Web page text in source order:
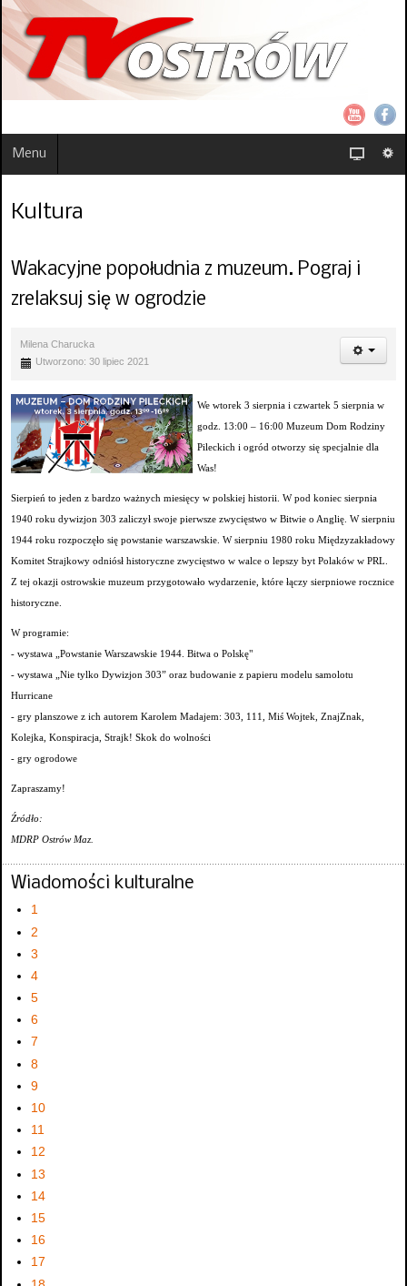
Menu
Kultura
Wakacyjne popołudnia z muzeum. Pograj i
zrelaksuj się w ogrodzie
Milena Charucka
Utworzono: 30 lipiec 2021
We wtorek 3 sierpnia i czwartek 5 sierpnia w
godz. 13:00 – 16:00 Muzeum Dom Rodziny
Pileckich i ogród otworzy się specjalnie dla
Was!
Sierpień to jeden z bardzo ważnych miesięcy w polskiej historii. W pod koniec sierpnia
1940 roku dywizjon 303 zaliczył swoje pierwsze zwycięstwo w Bitwie o Anglię. W sierpniu
1944 roku rozpoczęło się powstanie warszawskie. W sierpniu 1980 roku Międzyzakładowy
Komitet Strajkowy odniósł historyczne zwycięstwo w walce o lepszy byt Polaków w PRL.
Z tej okazji ostrowskie muzeum przygotowało wydarzenie, które łączy sierpniowe rocznice
historyczne.
W programie:
- wystawa „Powstanie Warszawskie 1944. Bitwa o Polskę"
- wystawa „Nie tylko Dywizjon 303” oraz budowanie z papieru modelu samolotu
Hurricane
- gry planszowe z ich autorem Karolem Madajem: 303, 111, Miś Wojtek, ZnajZnak,
Kolejka, Konspiracja, Strajk! Skok do wolności
- gry ogrodowe
Zapraszamy!
Źródło:
MDRP Ostrów Maz.
Wiadomości kulturalne
1
2
3
4
5
6
7
8
9
10
11
12
13
14
15
16
17